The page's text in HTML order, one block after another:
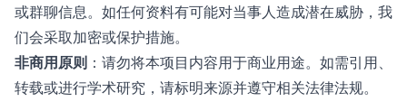
或群聊信息。如任何资料有可能对当事人造成潜在威胁，我
们会采取加密或保护措施。
非商用原则 ：请勿将本项目内容用于商业用途。如需引用、
转载或进行学术研究，请标明来源并遵守相关法律法规。